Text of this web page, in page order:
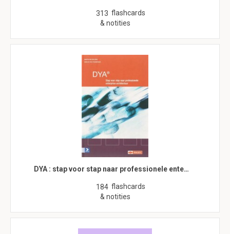
313 flashcards
& notities
DYA : stap voor stap naar professionele ente…
184 flashcards
& notities